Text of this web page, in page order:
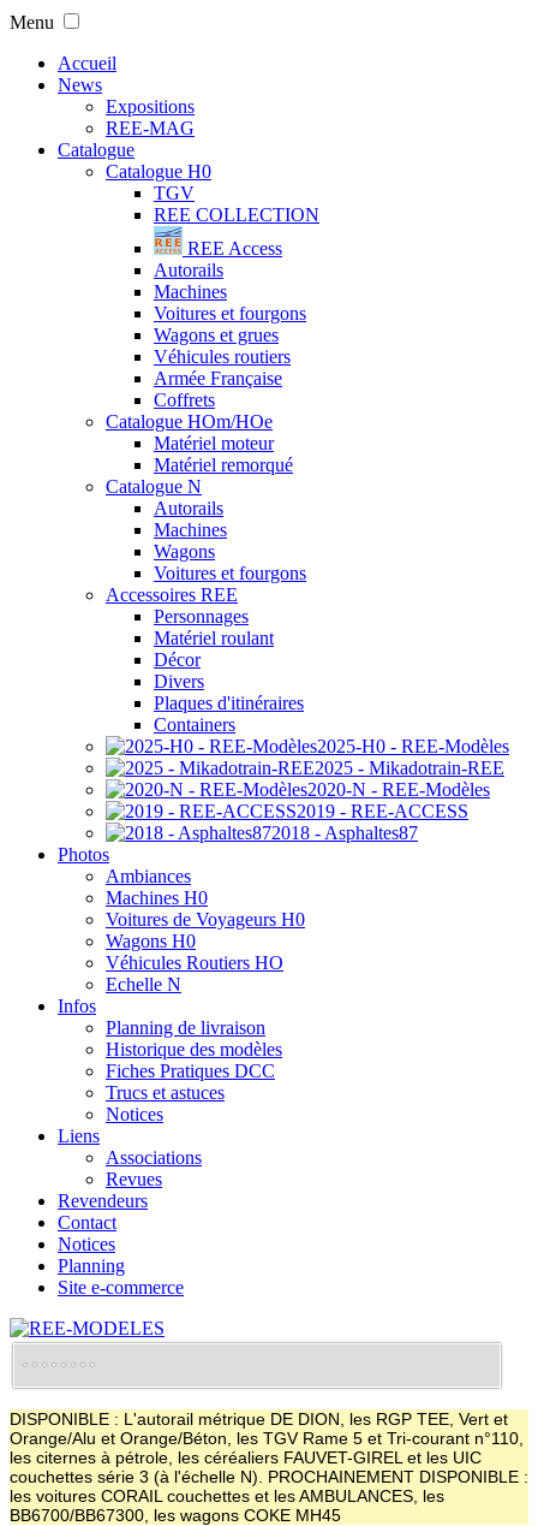
Menu
Accueil
News
Expositions
REE-MAG
Catalogue
Catalogue H0
TGV
REE COLLECTION
REE Access
Autorails
Machines
Voitures et fourgons
Wagons et grues
Véhicules routiers
Armée Française
Coffrets
Catalogue HOm/HOe
Matériel moteur
Matériel remorqué
Catalogue N
Autorails
Machines
Wagons
Voitures et fourgons
Accessoires REE
Personnages
Matériel roulant
Décor
Divers
Plaques d'itinéraires
Containers
2025-H0 - REE-Modèles
2025 - Mikadotrain-REE
2020-N - REE-Modèles
2019 - REE-ACCESS
2018 - Asphaltes87
Photos
Ambiances
Machines H0
Voitures de Voyageurs H0
Wagons H0
Véhicules Routiers HO
Echelle N
Infos
Planning de livraison
Historique des modèles
Fiches Pratiques DCC
Trucs et astuces
Notices
Liens
Associations
Revues
Revendeurs
Contact
Notices
Planning
Site e-commerce
DISPONIBLE : L'autorail métrique DE DION, les RGP TEE, Vert et
Orange/Alu et Orange/Béton, les TGV Rame 5 et Tri-courant n°110,
les citernes à pétrole, les céréaliers FAUVET-GIREL et les UIC
couchettes série 3 (à l'échelle N). PROCHAINEMENT DISPONIBLE :
les voitures CORAIL couchettes et les AMBULANCES, les
BB6700/BB67300, les wagons COKE MH45